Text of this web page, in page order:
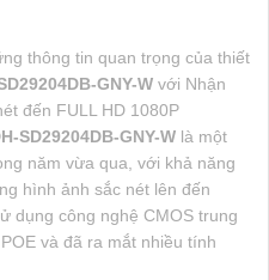
thông tin quan trọng của thiết
GNY-W với Nhận
đến FULL HD 1080P
SD29204DB-GNY-W là một
năm vừa qua, với khả năng
hình ảnh sắc nét lên đến
dụng công nghệ CMOS trung
và đã ra mắt nhiều tính